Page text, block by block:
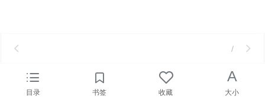
/
目录 书签 收藏
A
大小